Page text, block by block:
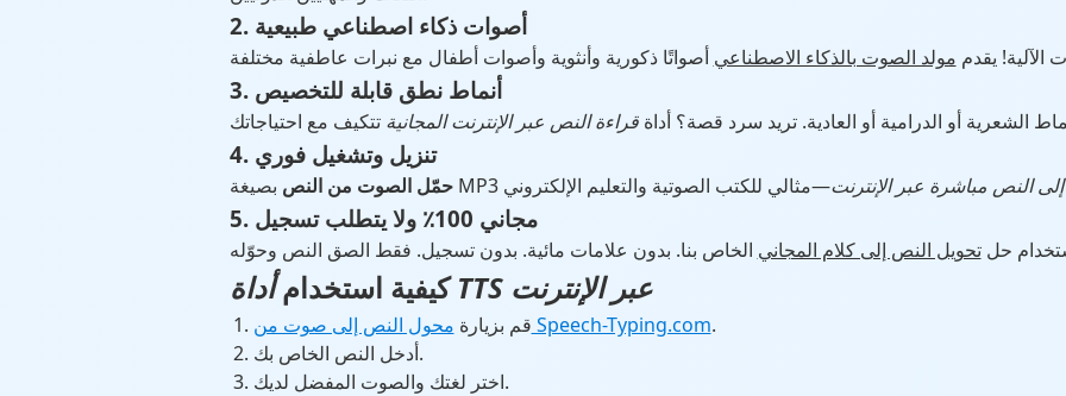
2. أصوات ذكاء اصطناعي طبيعية
الآلية! يقدم مولد الصوت بالذكاء الاصطناعي
3. أنماط نطق قابلة للتخصيص
الشعرية أو الدرامية أو العادية. تريد سرد قصة؟ أداةقراءة النص عبر الإنترنت المجانية
4. تنزيل وتشغيل فوري
حمّل الصوت من النص النص مباشرة عبر الإنترنت
5. مجاني 100٪ ولا يتطلب تسجيل
حلتحويل النص إلى كلام المجاني
كيفية استخدام أداة TTS عبر الإنترنت
قم بزيارة محول النص إلى صوت من Speech-Typing.com.
أدخل النص الخاص بك.
اختر لغتك والصوت المفضل لديك.